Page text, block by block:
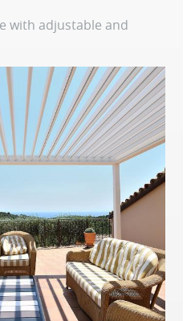
with adjustable and